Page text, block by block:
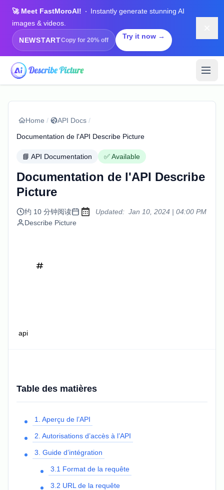
🚀 Meet FastMoroAI!
Instantly generate stunning AI
images & videos.
NEWSTARTCopy for 20% off Try it now →
Home / API Docs /
Documentation de l'API Describe Picture
📘 API Documentation ✅ Available
Documentation de l'API Describe
Picture
约 10 分钟阅读 Updated: Jan 10, 2024 | at
04:00 PM
Describe Picture
api
Table des matières
1. Aperçu de l’API
2. Autorisations d’accès à l’API
3. Guide d’intégration
3.1 Format de la requête
3.2 URL de la requête